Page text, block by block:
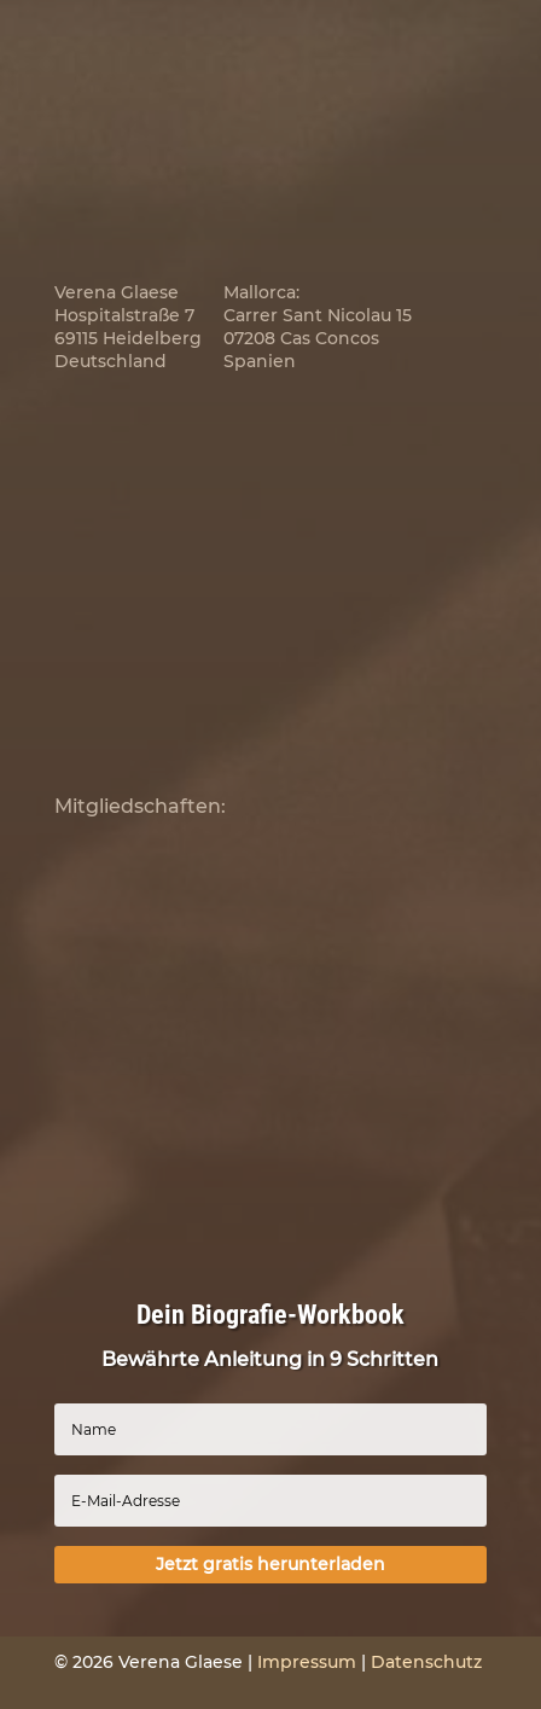
Verena Glaese
Hospitalstraße 7
69115 Heidelberg
Deutschland
Mallorca:
Carrer Sant Nicolau 15
07208 Cas Concos
Spanien
Mitgliedschaften:
Dein Biografie-Workbook
Bewährte Anleitung in 9 Schritten
Jetzt gratis herunterladen
© 2026 Verena Glaese | Impressum | Datenschutz